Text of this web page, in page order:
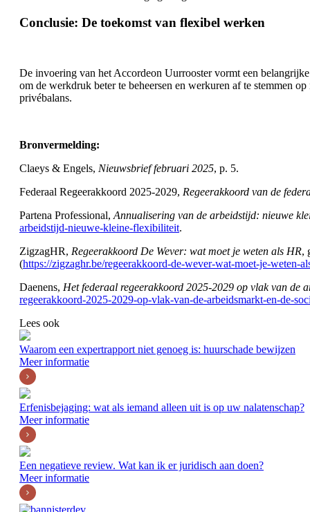
Conclusie: De toekomst van flexibel werken
De invoering van het Accordeon Uurrooster vormt een
om de werkdruk beter te beheersen en werkuren af te stemmen
privébalans.
Bronvermelding:
Claeys & Engels, Nieuwsbrief februari 2025, p. 5.
Federaal Regeerakkoord 2025-2029, Regeerakkoord van de
Partena Professional, Annualisering van de arbeidstijd: nieuwe
arbeidstijd-nieuwe-kleine-flexibiliteit.
ZigzagHR, Regeerakkoord De Wever: wat moet je weten als HR,
(https://zigzaghr.be/regeerakkoord-de-wever-wat-moet-je-weten-
Daenens, Het federaal regeerakkoord 2025-2029 op vlak van de
regeerakkoord-2025-2029-op-vlak-van-de-arbeidsmarkt-en-de-
Lees ook
Waarom een expertrapport niet genoeg is: huurschade bewijzen
Meer informatie
Erfenisbejaging: wat als iemand alleen uit is op uw nalatenschap?
Meer informatie
Een negatieve review. Wat kan ik er juridisch aan doen?
Meer informatie